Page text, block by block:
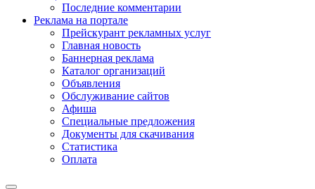
Последние комментарии
Реклама на портале
Прейскурант рекламных услуг
Главная новость
Баннерная реклама
Каталог организаций
Объявления
Обслуживание сайтов
Афиша
Специальные предложения
Документы для скачивания
Статистика
Оплата